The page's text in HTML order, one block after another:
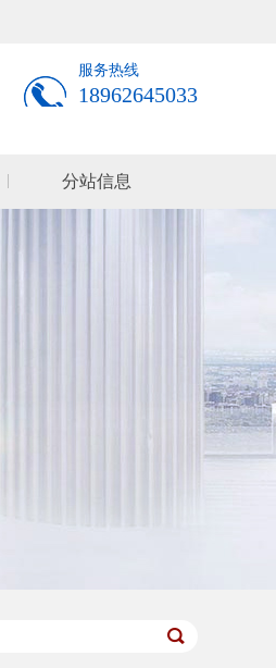
服务热线
18962645033
分站信息